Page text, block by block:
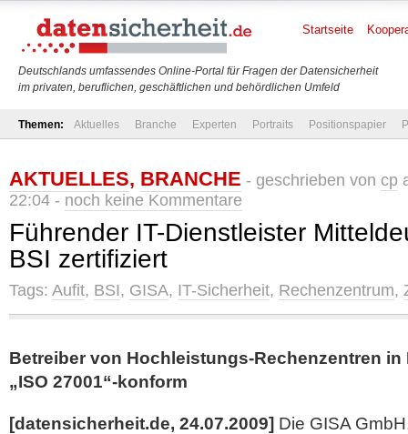
Deutschlands umfassendes Online-Portal für Fragen der Datensicherheit
im privaten, beruflichen, geschäftlichen und behördlichen Umfeld
Startseite
Themen: Aktuelles Branche Experten Portraits Positionspapier
AKTUELLES, BRANCHE - geschrieben von cp
22:04 - noch keine Kommentare
Führender IT-Dienstleister
BSI zertifiziert
Tags: Aufit, BSI, GISA, IT-Sicherheit, Rechenzentrum,
Betreiber von Hochleistungs-Rechenzentren in
„ISO 27001“-konform
[datensicherheit.de, 24.07.2009] Die GISA